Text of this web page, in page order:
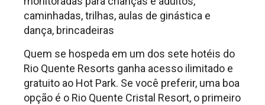
caminhadas, trilhas, aulas de ginástica e
dança, brincadeiras
Quem se hospeda em um dos sete hotéis do
Rio Quente Resorts ganha acesso ilimitado e
gratuito ao Hot Park. Se você preferir, uma boa
opção é o Rio Quente Cristal Resort, o primeiro